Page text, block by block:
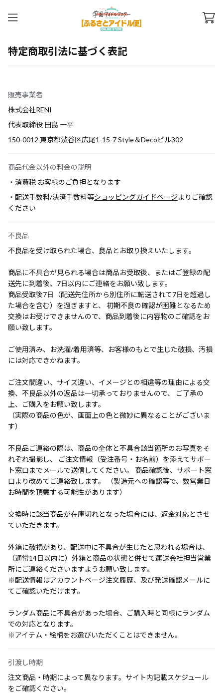
特定商取引法に基づく表記
販売事業者
株式会社RENI
代表取締役 田島 一平
150-0012 東京都渋谷区広尾1-15-7 Style＆Decoビル302
商品代金以外の料金の説明
・消費税 お客様のご負担となります
・配送手数料/決済手数料等ショッピングガイドページよりご確認
ください
不良品
不良品を受け取られた場合、良品とお取り換えいたします。
商品に不具合が見られる場合は商品お受取後、またはご登録の配
送先に到着後、7日以内にご連絡をお願い致します。
商品受取後7日（配送先住所から別住所に転送されて7日を超過し
た場合を含む）を過ぎますと、 初期不良の確認が困難となるため
交換はお受けできませんので、商品到着後に内容物のご確認をお
願い致します。
ご使用済み、お洗濯/着用済等、お客様のもとで生じた破損、汚損
には対応できかねます。
ご注文間違い、サイズ違い、イメージとの相違等の理由による交
換、不良品以外の返品は一切承っておりませんので、 ご了承の
上、ご購入をお願い致します。
（実際の商品の色が、画面上の色と微妙に異なることがございま
す）
不良品ご連絡の際は、商品の全体と不具合該当箇所のお写真をそ
れぞれ撮影し、 ご注文情報（受注番号・お名前）を添えてサポー
ト窓口までメールで送信してください。 商品確認後、サポート窓
口より改めてご連絡致します。 （製造元への確認等で、数営業日
お時間を頂戴する可能性があります）
交換時に該当商品が在庫切れとなった場合には、返金対応とさせ
ていただきます。
外箱に破損があり、配送中に不具合が生じたと思われる場合は、
（通常14日以内に）外箱と商品の状態と併せて運送会社担当営業
所にご連絡くださいますようお願い致します。
※配送情報はアカウントページ注文履歴、及び発送確認メールに
てご確認いただけます。
ランダム商品に不具合があった場合、ご購入時と同様にランダム
での対応となります。
※アイテム・絵柄をお選びいただくことはできません。
引渡し時期
注文商品・時期によって異なります。サイト内記載スケジュール
をご確認ください。